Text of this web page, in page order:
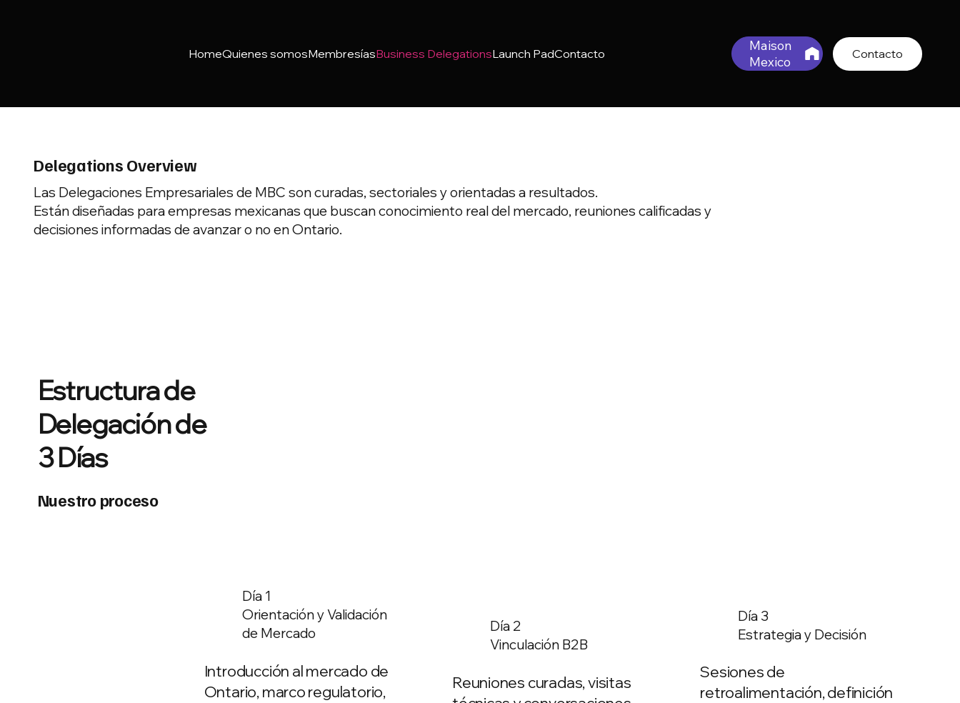
HomeQuienes somosMembresíasBusiness DelegationsLaunch PadContacto
Maison
Mexico
Contacto
Delegations Overview
Las Delegaciones Empresariales de MBC son curadas, sectoriales y orientadas a resultados.
Están diseñadas para empresas mexicanas que buscan conocimiento real del mercado, reuniones calificadas y
decisiones informadas de avanzar o no en Ontario.
Estructura de
Delegación de
3 Días
Nuestro proceso
Día 3
Estrategia y Decisión
Sesiones de
retroalimentación, definición
Día 2
Vinculación B2B
Reuniones curadas, visitas
Día 1
Orientación y Validación
de Mercado
Introducción al mercado de
Ontario, marco regulatorio,